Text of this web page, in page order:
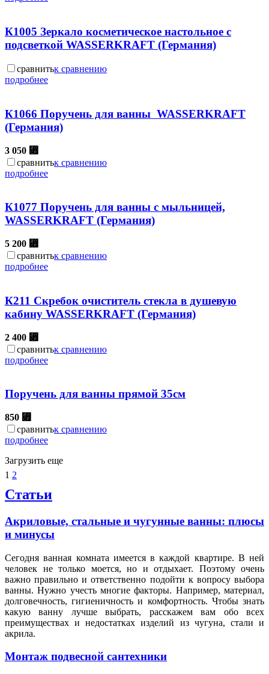
К1005 Зеркало косметическое настольное с
подсветкой WASSERKRAFT (Германия)
сравнитьк сравнению
подробнее
К1066 Поручень для ванны WASSERKRAFT
(Германия)
3 050 ⃏
сравнитьк сравнению
подробнее
К1077 Поручень для ванны с мыльницей,
WASSERKRAFT (Германия)
5 200 ⃏
сравнитьк сравнению
подробнее
К211 Скребок очиститель стекла в душевую
кабину WASSERKRAFT (Германия)
2 400 ⃏
сравнитьк сравнению
подробнее
Поручень для ванны прямой 35см
850 ⃏
сравнитьк сравнению
подробнее
Загрузить еще
1 2
Статьи
Акриловые, стальные и чугунные ванны: плюсы
и минусы
Сегодня ванная комната имеется в каждой квартире. В ней
человек не только моется, но и отдыхает. Поэтому очень
важно правильно и ответственно подойти к вопросу выбора
ванны. Нужно учесть многие факторы. Например, материал,
долговечность, гигиеничность и комфортность. Чтобы знать
какую ванну лучше выбрать, расскажем вам обо всех
преимуществах и недостатках изделий из чугуна, стали и
акрила.
Монтаж подвесной сантехники